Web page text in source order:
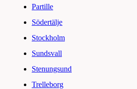
Partille
Södertälje
Stockholm
Sundsvall
Stenungsund
Trelleborg